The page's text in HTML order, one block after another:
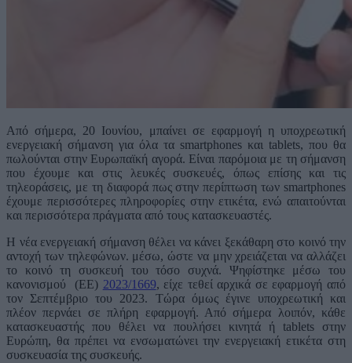
Από σήμερα, 20 Ιουνίου, μπαίνει σε εφαρμογή η υποχρεωτική
ενεργειακή σήμανση για όλα τα smartphones και tablets, που θα
πωλούνται στην Ευρωπαϊκή αγορά. Είναι παρόμοια με τη σήμανση
που έχουμε και στις λευκές συσκευές, όπως επίσης και τις
τηλεοράσεις, με τη διαφορά πως στην περίπτωση των smartphones
έχουμε περισσότερες πληροφορίες στην ετικέτα, ενώ απαιτούνται
και περισσότερα πράγματα από τους κατασκευαστές.
Η νέα ενεργειακή σήμανση θέλει να κάνει ξεκάθαρη στο κοινό την
αντοχή των τηλεφώνων. μέσω, ώστε να μην χρειάζεται να αλλάζει
το κοινό τη συσκευή του τόσο συχνά. Ψηφίστηκε μέσω του
κανονισμού (ΕΕ) 2023/1669, είχε τεθεί αρχικά σε εφαρμογή από
τον Σεπτέμβριο του 2023. Τώρα όμως έγινε υποχρεωτική και
πλέον περνάει σε πλήρη εφαρμογή. Από σήμερα λοιπόν, κάθε
κατασκευαστής που θέλει να πουλήσει κινητά ή tablets στην
Ευρώπη, θα πρέπει να ενσωματώνει την ενεργειακή ετικέτα στη
συσκευασία της συσκευής.